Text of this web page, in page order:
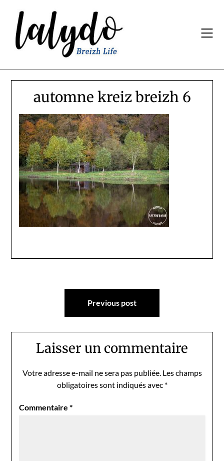
content
automne kreiz breizh 6
Navigation
Previous post
Laisser un commentaire
Votre adresse e-mail ne sera pas publiée. Les champs
obligatoires sont indiqués avec *
Commentaire*